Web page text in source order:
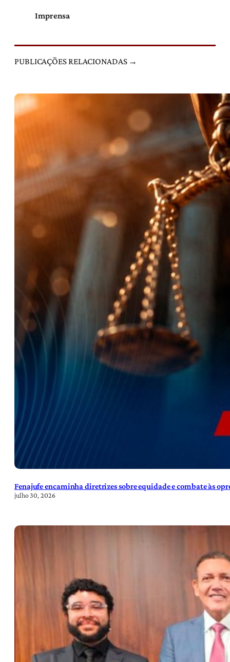
Imprensa
PUBLICAÇÕES RELACIONADAS →
Fenajufe encaminha diretrizes sobre equidade e combate às
julho 30, 2026